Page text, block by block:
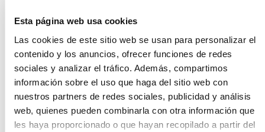
Esta página web usa cookies
Las cookies de este sitio web se usan para personalizar el
contenido y los anuncios, ofrecer funciones de redes
sociales y analizar el tráfico. Además, compartimos
información sobre el uso que haga del sitio web con
nuestros partners de redes sociales, publicidad y análisis
web, quienes pueden combinarla con otra información que
les haya proporcionado o que hayan recopilado a partir del
Grupos como Inditex, Douglas, H&M o Tendam Retail
transformación digital (decimos la primera porque esta
transformación no ha hecho más que empezar). Han
cerrado tiendas y han destruido empleo o lo han
precarizado aún más.
Otro apunte: este modelo de digitalización tiene
impacto de género. El sector comercial está muy